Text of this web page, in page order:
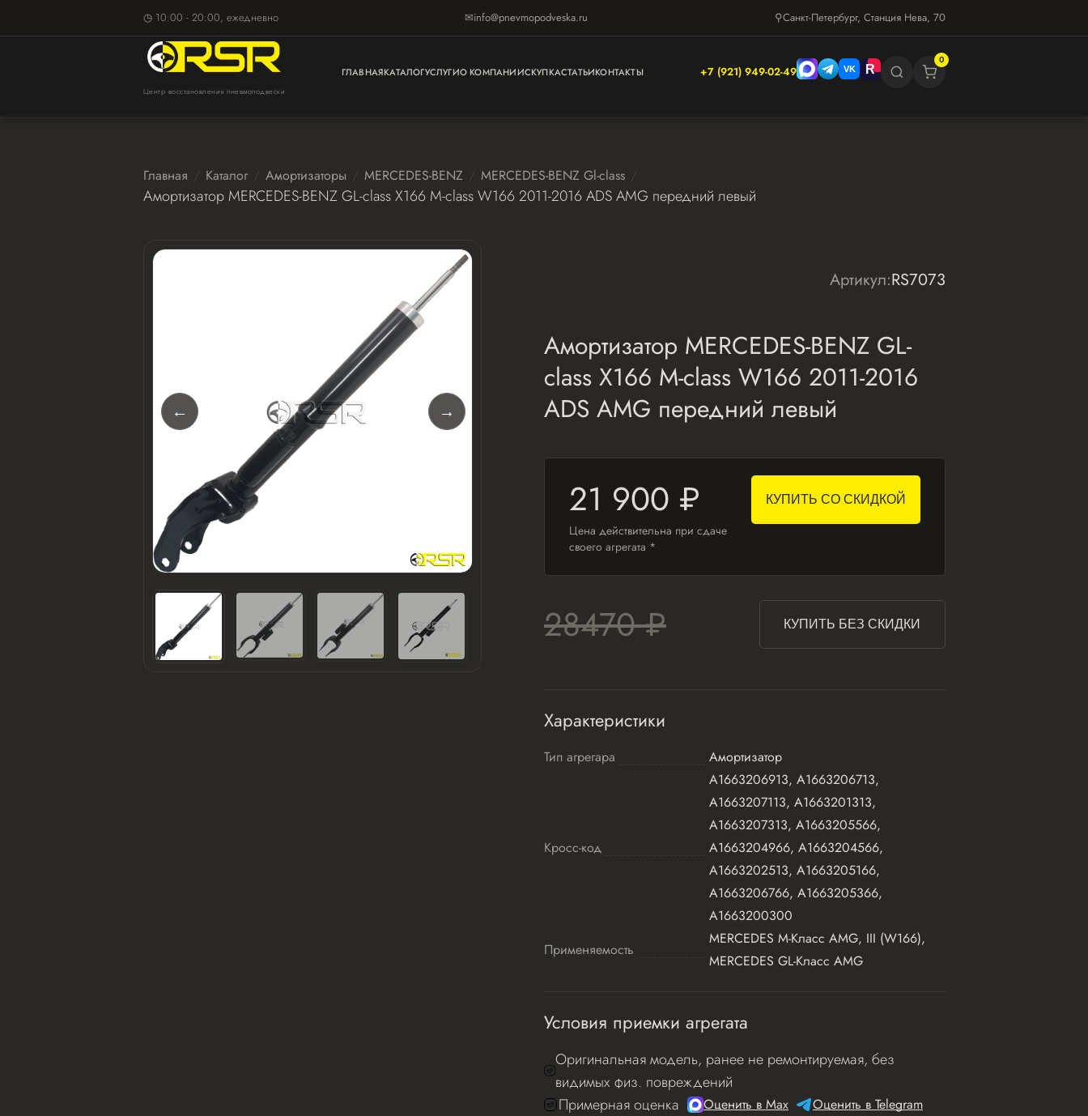
◷ 10:00 - 20:00, ежедневно ✉info@pnevmopodveska.ru ⚲Санкт-Петербург, Станция Нева, 70
Центр восстановления пневмоподвески
ГЛАВНАЯКАТАЛОГ О КОМПАНИИСКУПКАСТАТЬИКОНТАКТЫ
УСЛУГИ +7 (921) 949-02-49
0
Главная Каталог Амортизаторы MERCEDES-BENZ MERCEDES-BENZ Gl-class
Амортизатор MERCEDES-BENZ GL-class X166 M-class W166 2011-2016 ADS AMG передний левый
Артикул:RS7073
Амортизатор MERCEDES-BENZ GL-
class X166 M-class W166 2011-2016
ADS AMG передний левый
21 900 ₽
Цена действительна при сдаче
своего агрегата *
КУПИТЬ СО СКИДКОЙ
28470 ₽ КУПИТЬ БЕЗ СКИДКИ
Характеристики
Тип агрегара Амортизатор
Кросс-код
A1663206913, A1663206713,
A1663207113, A1663201313,
A1663207313, A1663205566,
A1663204966, A1663204566,
A1663202513, A1663205166,
A1663206766, A1663205366,
A1663200300
Применяемость
MERCEDES M-Класс AMG, III (W166),
MERCEDES GL-Класс AMG
Условия приемки агрегата
Оригинальная модель, ранее не ремонтируемая, без
видимых физ. повреждений
Примерная оценка
Оценить в Мах Оценить в Telegram